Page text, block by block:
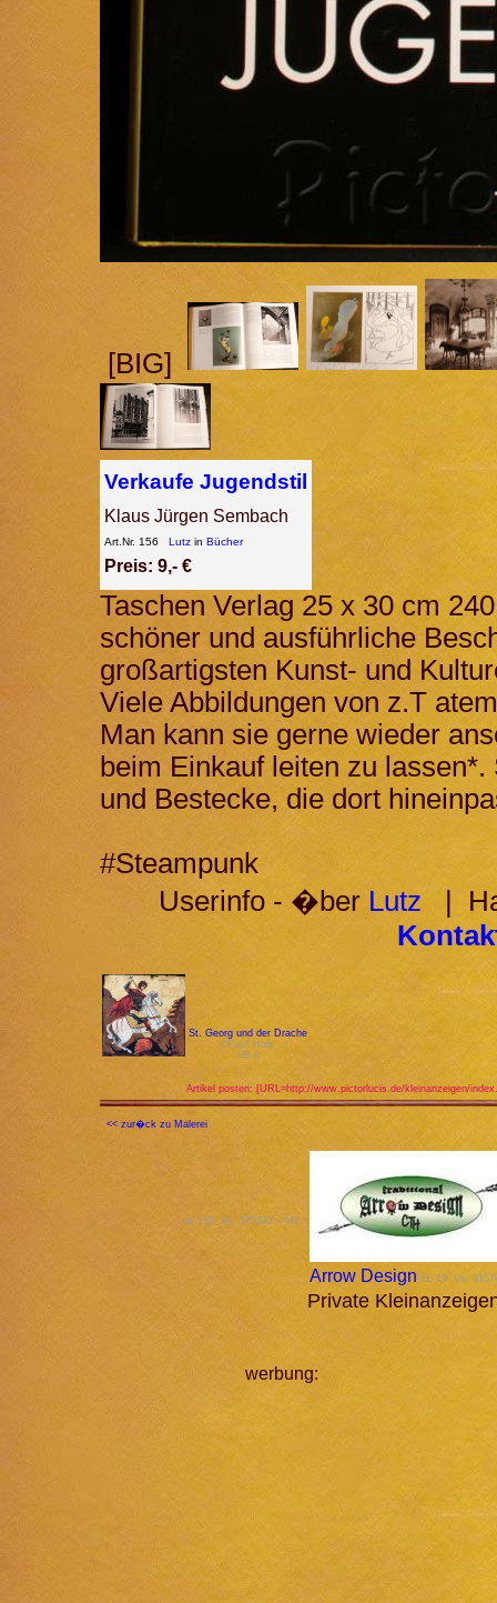
[BIG]
Verkaufe Jugendstil
Klaus Jürgen Sembach
Art.Nr. 156 Lutz in Bücher
Preis: 9,- €
Taschen Verlag 25 x 30 cm
schöner und ausführliche
großartigsten Kunst- und
Viele Abbildungen von z.T
Man kann sie gerne wieder
beim Einkauf leiten zu
und Bestecke, die dort
#Steampunk
Userinfo - �ber Lutz |
St. Georg und der Drache
Öl auf Holz
VB €
Artikel posten: [URL=http://www.pictorlucis.de/kleinanzeigen/
<< zur�ck zu Malerei
id: 130 Vs: 375343 r=42
Arrow Design id: 19 Vs:
Private
werbung: